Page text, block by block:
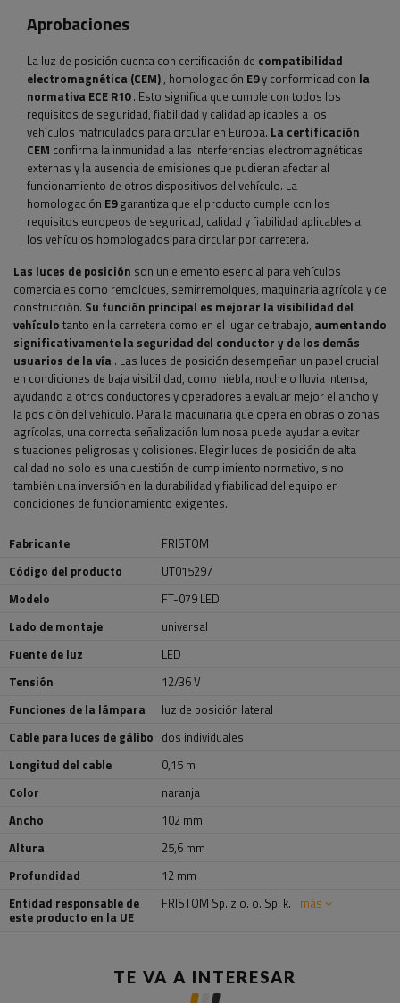
Aprobaciones
La luz de posición cuenta con certificación de compatibilidad
electromagnética (CEM), homologación E9y conformidad con la
normativa ECE R10. Esto significa que cumple con todos los
requisitos de seguridad, fiabilidad y calidad aplicables a los
vehículos matriculados para circular en Europa. La certificación
CEM confirma la inmunidad a las interferencias electromagnéticas
externas y la ausencia de emisiones que pudieran afectar al
funcionamiento de otros dispositivos del vehículo. La
homologación E9garantiza que el producto cumple con los
requisitos europeos de seguridad, calidad y fiabilidad aplicables a
los vehículos homologados para circular por carretera.
Las luces de posición son un elemento esencial para vehículos
comerciales como remolques, semirremolques, maquinaria agrícola y de
construcción. Su función principal es mejorar la visibilidad del
vehículo tanto en la carretera como en el lugar de trabajo, aumentando
significativamente la seguridad del conductor y de los demás
usuarios de la vía . Las luces de posición desempeñan un papel crucial
en condiciones de baja visibilidad, como niebla, noche o lluvia intensa,
ayudando a otros conductores y operadores a evaluar mejor el ancho y
la posición del vehículo. Para la maquinaria que opera en obras o zonas
agrícolas, una correcta señalización luminosa puede ayudar a evitar
situaciones peligrosas y colisiones. Elegir luces de posición de alta
calidad no solo es una cuestión de cumplimiento normativo, sino
también una inversión en la durabilidad y fiabilidad del equipo en
condiciones de funcionamiento exigentes.
Fabricante
FRISTOM
Código del producto
UT015297
Modelo
FT-079 LED
Lado de montaje
universal
Fuente de luz
LED
Tensión
12/36 V
Funciones de la lámpara
luz de posición lateral
Cable para luces de gálibo dos individuales
Longitud del cable
0,15 m
Color
naranja
Ancho
102 mm
Altura
25,6 mm
Profundidad
12 mm
Entidad responsable de
este producto en la UE
FRISTOM Sp. z o. o. Sp. k. más
TE VA A INTERESAR